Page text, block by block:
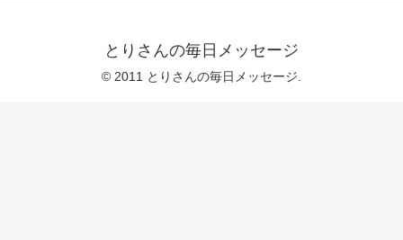
とりさんの毎日メッセージ
© 2011 とりさんの毎日メッセージ.